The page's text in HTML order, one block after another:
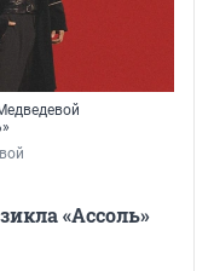
«Ассоль»